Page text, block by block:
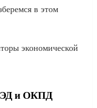
в этом
экономической
и ОКПД